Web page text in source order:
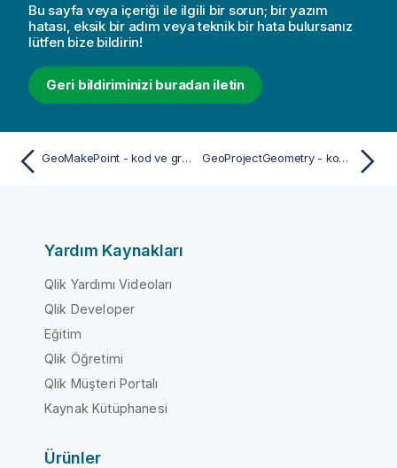
Bu sayfa veya içeriği ile ilgili bir sorun; bir yazım
hatası, eksik bir adım veya teknik bir hata bulursanız
lütfen bize bildirin!
Geri bildiriminizi buradan iletin
GeoMakePoint - kod ve grafik fonksiyonu GeoProjectGeometry - kod ve grafik fonksiyonu
Yardım Kaynakları
Qlik Yardımı Videoları
Qlik Developer
Eğitim
Qlik Öğretimi
Qlik Müşteri Portalı
Kaynak Kütüphanesi
Ürünler